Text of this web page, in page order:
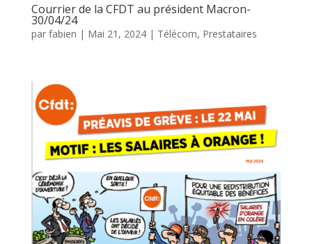
Courrier de la CFDT au président Macron-
30/04/24
par fabien | Mai 21, 2024| Télécom, Prestataires